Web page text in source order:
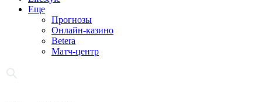
Еще
Прогнозы
Онлайн-казино
Betera
Матч-центр